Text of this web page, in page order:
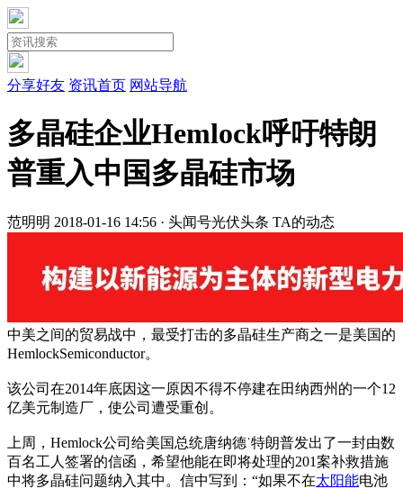
分享好友 资讯首页 网站导航
多晶硅企业Hemlock呼吁特朗
普重入中国多晶硅市场
范明明 2018-01-16 14:56 · 头闻号光伏头条 TA的动态
中美之间的贸易战中，最受打击的多晶硅生产商之一是美国的
HemlockSemiconductor。
该公司在2014年底因这一原因不得不停建在田纳西州的一个12
亿美元制造厂，使公司遭受重创。
上周，Hemlock公司给美国总统唐纳德˙特朗普发出了一封由数
百名工人签署的信函，希望他能在即将处理的201案补救措施
中将多晶硅问题纳入其中。信中写到：“如果不在太阳能电池